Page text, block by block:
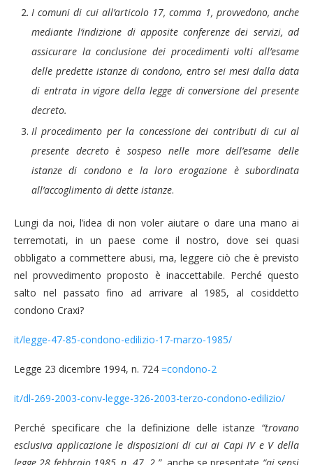
I comuni di cui all’articolo 17, comma 1, provvedono, anche
mediante l’indizione di apposite conferenze dei servizi, ad
assicurare la conclusione dei procedimenti volti all’esame
delle predette istanze di condono, entro sei mesi dalla data
di entrata in vigore della legge di conversione del presente
decreto.
Il procedimento per la concessione dei contributi di cui al
presente decreto è sospeso nelle more dell’esame delle
istanze di condono e la loro erogazione è subordinata
all’accoglimento di dette istanze.
Lungi da noi, l’idea di non voler aiutare o dare una mano ai
terremotati, in un paese come il nostro, dove sei quasi
obbligato a commettere abusi, ma, leggere ciò che è previsto
nel provvedimento proposto è inaccettabile. Perché questo
salto nel passato fino ad arrivare al 1985, al cosiddetto
condono Craxi?
it/legge-47-85-condono-edilizio-17-marzo-1985/
Legge 23 dicembre 1994, n. 724 =condono-2
it/dl-269-2003-conv-legge-326-2003-terzo-condono-edilizio/
Perché specificare che la definizione delle istanze “trovano
esclusiva applicazione le disposizioni di cui ai Capi IV e V della